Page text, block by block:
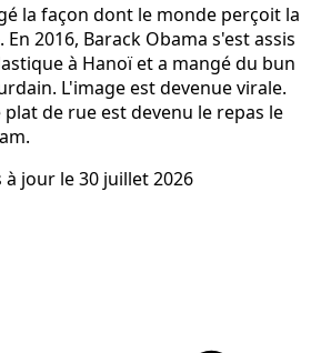
la façon dont le monde perçoit la
2016, Barack Obama s'est assis
à Hanoï et a mangé du bun
L'image est devenue virale.
de rue est devenu le repas le
à jour le30 juillet 2026